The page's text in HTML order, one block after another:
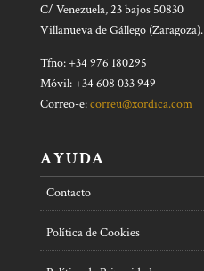
C/ Venezuela, 23 bajos 50830
Villanueva de Gállego (Zaragoza).
Tfno: +34 976 180295
Móvil: +34 608 033 949
Correo-e:correu@xordica.com
AYUDA
Contacto
Política de Cookies